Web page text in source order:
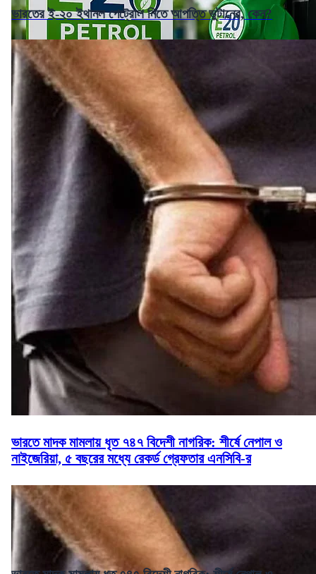
ভারতের ই-২০ ইথানল পেট্রোল নিতে আপত্তি ভুটানের, কেন?
ভারতে মাদক মামলায় ধৃত ৭৪৭ বিদেশী নাগরিক: শীর্ষে নেপাল ও
নাইজেরিয়া, ৫ বছরের মধ্যে রেকর্ড গ্রেফতার এনসিবি-র